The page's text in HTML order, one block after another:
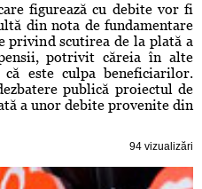
figurează cu debite vor fi
din nota de fundamentare
privind scutirea de la plată a
potrivit căreia în alte
este culpa beneficiarilor.
publică proiectul de
a unor debite provenite din
94 vizualizări